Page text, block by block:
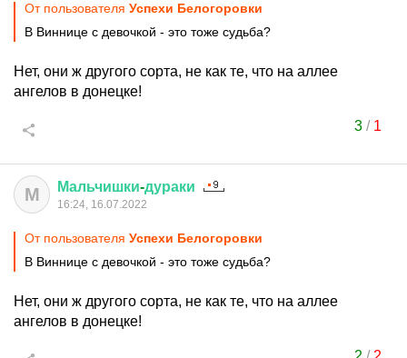
От пользователя Успехи Белогоровки
В Виннице с девочкой - это тоже судьба?
Нет, они ж другого сорта, не как те, что на аллее
ангелов в донецке!
3/ 1
М Мальчишки-дураки
16:24, 16.07.2022
От пользователя Успехи Белогоровки
В Виннице с девочкой - это тоже судьба?
Нет, они ж другого сорта, не как те, что на аллее
ангелов в донецке!